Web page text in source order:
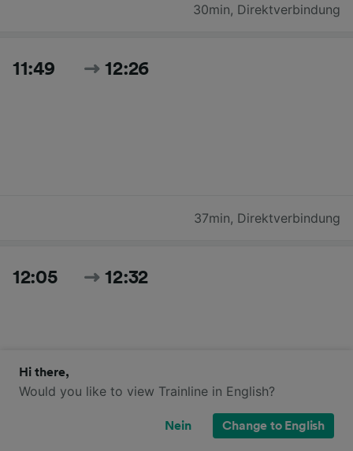
30min, Direktverbindung
11:49 12:26
37min, Direktverbindung
12:05 12:32
27min,Direktverbindung
Hi there,
Would you like to view Trainline in English?
Nein Change to English